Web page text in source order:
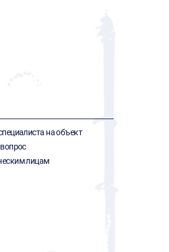
на объект
лицам